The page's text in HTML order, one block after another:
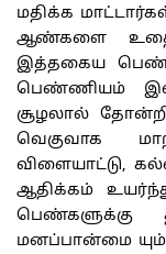
மதிக்க
ஆண்களை
இத்தகைய
பெண்ணியம்
சூழலால்
வெகுவாக
விளையாட்டு,
ஆதிக்கம்
பெண்களுக்கு
மனப்பான்மை